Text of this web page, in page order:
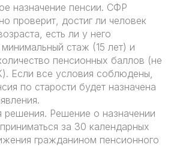
назначение пенсии. СФР
проверит, достиг ли человек
есть ли у него
стаж (15 лет) и
пенсионных баллов (не
Если все условия соблюдены,
по старости будет назначена
решения. Решение о назначении
за 30 календарных
гражданином пенсионного